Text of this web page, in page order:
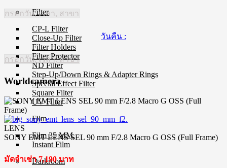
Filter
CP-L Filter
Close-Up Filter
Filter Holders
Filter Protector
ND Filter
Step-Up/Down Rings & Adapter Rings
Special Effect Filter
Square Filter
UV Filter
Film
Film 35 MM.
Instant Film
Darkroom
กรอกวัน, เวลา, สาขา
วันคืน :
กรอกวัน, เวลา, สาขา
Worldcamera
LENS
SONY EMT LENS SEL 90 mm F/2.8 Macro G OSS (Full Frame)
มัดจำเช่า 7,190 บาท